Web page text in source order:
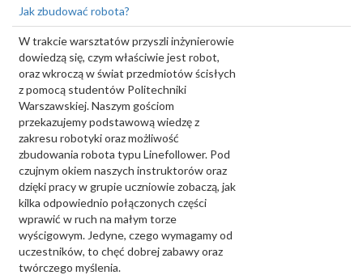
Jak zbudować robota?
W trakcie warsztatów przyszli inżynierowie
dowiedzą się, czym właściwie jest robot,
oraz wkroczą w świat przedmiotów ścisłych
z pomocą studentów Politechniki
Warszawskiej. Naszym gościom
przekazujemy podstawową wiedzę z
zakresu robotyki oraz możliwość
zbudowania robota typu Linefollower. Pod
czujnym okiem naszych instruktorów oraz
dzięki pracy w grupie uczniowie zobaczą, jak
kilka odpowiednio połączonych części
wprawić w ruch na małym torze
wyścigowym. Jedyne, czego wymagamy od
uczestników, to chęć dobrej zabawy oraz
twórczego myślenia.